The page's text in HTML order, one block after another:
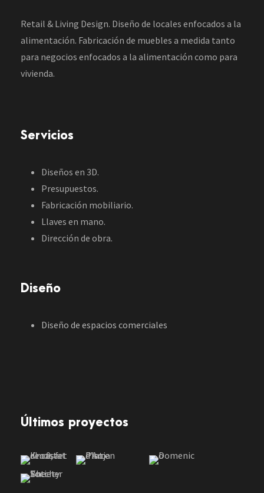
Retail & Living Design. Diseño de locales enfocados a la
alimentación. Fabricación de muebles a medida tanto
para negocios enfocados a la alimentación como para
vivienda.
Servicios
Diseños en 3D.
Presupuestos.
Fabricación mobiliario.
Llaves en mano.
Dirección de obra.
Diseño
Diseño de espacios comerciales
Últimos proyectos